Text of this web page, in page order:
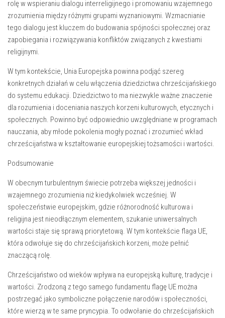
‍rolę w wspieraniu dialogu interreligijnego i promowaniu wzajemnego
zrozumienia między różnymi grupami wyznaniowymi.‍ Wzmacnianie⁤
tego dialogu ‌jest kluczem do budowania spójności ⁣społecznej ‌oraz
zapobiegania i rozwiązywania konfliktów związanych z kwestiami
religijnymi.
W tym kontekście, Unia Europejska powinna podjąć ⁢szereg
konkretnych działań w celu włączenia​ dziedzictwa chrześcijańskiego
do​ systemu edukacji. Dziedzictwo to ma niezwykle ważne znaczenie
dla rozumienia i doceniania naszych korzeni kulturowych, etycznych i
społecznych. ⁤Powinno być odpowiednio ​uwzględniane ‍w ​programach
nauczania, aby młode pokolenia ‌mogły poznać i zrozumieć ‍wkład
chrześcijaństwa w kształtowanie europejskiej tożsamości⁣ i wartości.
Podsumowanie
W obecnym turbulentnym świecie potrzeba większej jedności i
wzajemnego zrozumienia niż kiedykolwiek⁢ wcześniej.⁤ W
‍społeczeństwie europejskim, gdzie różnorodność kulturowa i
religijna jest nieodłącznym elementem, szukanie uniwersalnych
wartości staje się sprawą⁣ priorytetową. W tym kontekście flaga UE,
‌która odwołuje ⁢się do chrześcijańskich⁢ korzeni, może⁣ pełnić
znaczącą rolę.
Chrześcijaństwo od wieków wpływa na⁣ europejską ⁤kulturę, tradycje i
wartości. Zrodzoną z tego⁢ samego fundamentu flagę UE można
postrzegać jako symboliczne połączenie narodów i ⁢społeczności,
które ⁢wierzą w te same⁤ pryncypia. To odwołanie ‌do chrześcijańskich